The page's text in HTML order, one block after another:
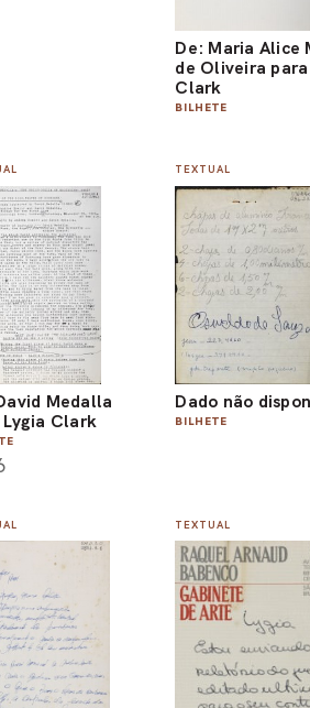
De: Maria Alice
de Oliveira para
Clark
BILHETE
Medalla
Lygia Clark
TEXTUAL
Dado não
BILHETE
TEXTUAL